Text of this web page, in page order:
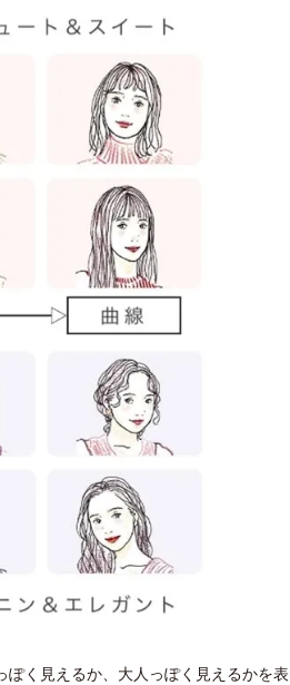
ぽく見えるか、大人っぽく見えるかを表